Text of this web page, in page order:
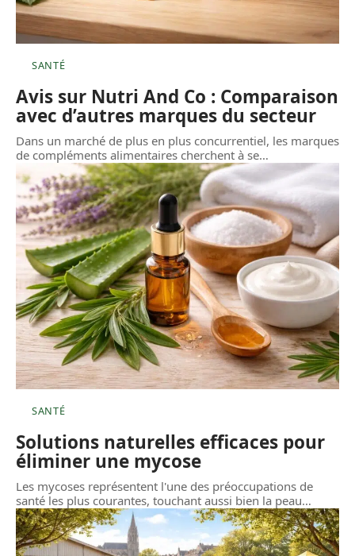
SANTÉ
Avis sur Nutri And Co : Comparaison
avec d’autres marques du secteur
Dans un marché de plus en plus concurrentiel, les marques
de compléments alimentaires cherchent à se…
SANTÉ
Solutions naturelles efficaces pour
éliminer une mycose
Les mycoses représentent l'une des préoccupations de
santé les plus courantes, touchant aussi bien la peau…